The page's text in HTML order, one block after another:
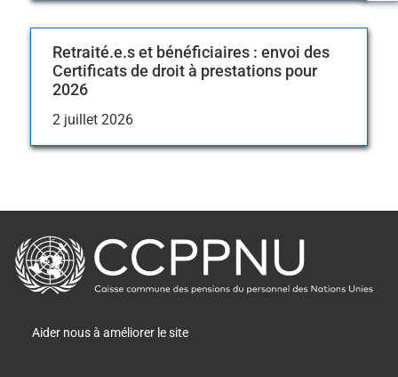
Retraité.e.s et bénéficiaires : envoi des
Certificats de droit à prestations pour
2026
2 juillet 2026
retour
à
la
principale
Aider nous à améliorer le site